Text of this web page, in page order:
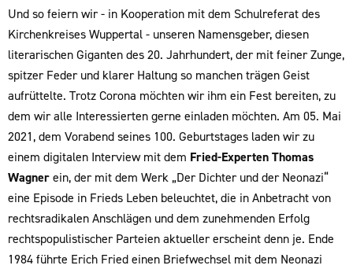
Und so feiern wir - in Kooperation mit dem Schulreferat des
Kirchenkreises Wuppertal - unseren Namensgeber, diesen
literarischen Giganten des 20. Jahrhundert, der mit feiner Zunge,
spitzer Feder und klarer Haltung so manchen trägen Geist
aufrüttelte. Trotz Corona möchten wir ihm ein Fest bereiten, zu
dem wir alle Interessierten gerne einladen möchten. Am 05. Mai
2021, dem Vorabend seines 100. Geburtstages laden wir zu
einem digitalen Interview mit dem Fried-Experten Thomas
Wagnerein, der mit dem Werk „Der Dichter und der Neonazi“
eine Episode in Frieds Leben beleuchtet, die in Anbetracht von
rechtsradikalen Anschlägen und dem zunehmenden Erfolg
rechtspopulistischer Parteien aktueller erscheint denn je. Ende
1984 führte Erich Fried einen Briefwechsel mit dem Neonazi